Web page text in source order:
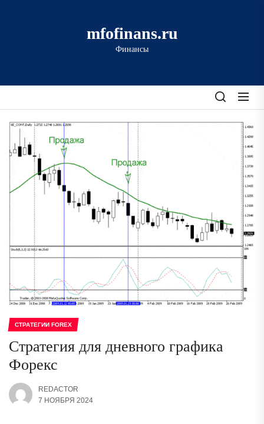
mfofinans.ru
Финансы
СТРАТЕГИИ FOREX
Стратегия для дневного графика
Форекс
REDACTOR
7 НОЯБРЯ 2024